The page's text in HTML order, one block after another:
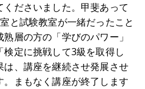
ださいました。甲斐あって
と試験教室が一緒だったこと
層の方の「学びのパワー」
定に挑戦して3級を取得し
、講座を継続させ発展させ
まもなく講座が終了します